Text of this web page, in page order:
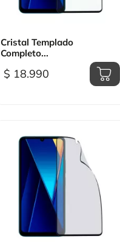
Vista rápida
Cristal Templado
Completo...
$ 18.990